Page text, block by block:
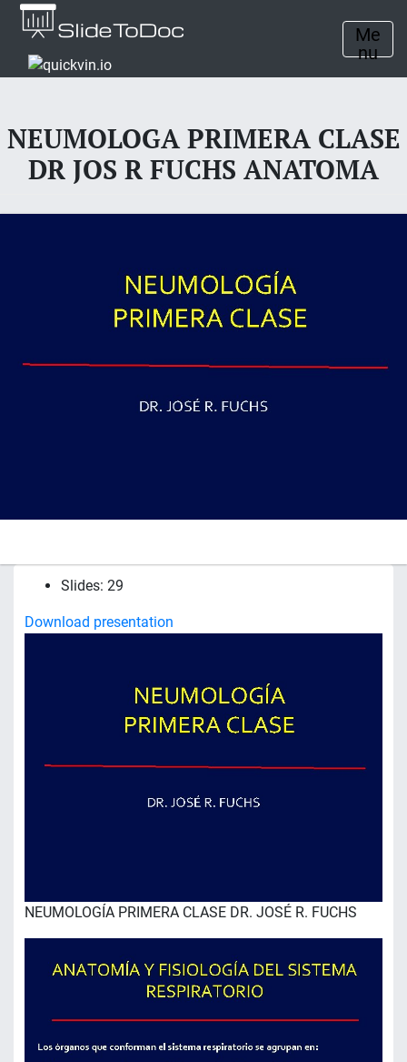
Me
nu
NEUMOLOGA PRIMERA CLASE
DR JOS R FUCHS ANATOMA
Slides: 29
Download presentation
NEUMOLOGÍA PRIMERA CLASE DR. JOSÉ R. FUCHS